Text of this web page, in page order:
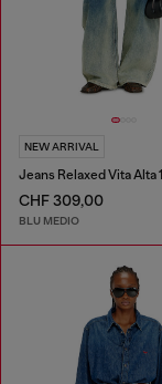
NEW ARRIVAL
CHF 309,00
BLU MEDIO